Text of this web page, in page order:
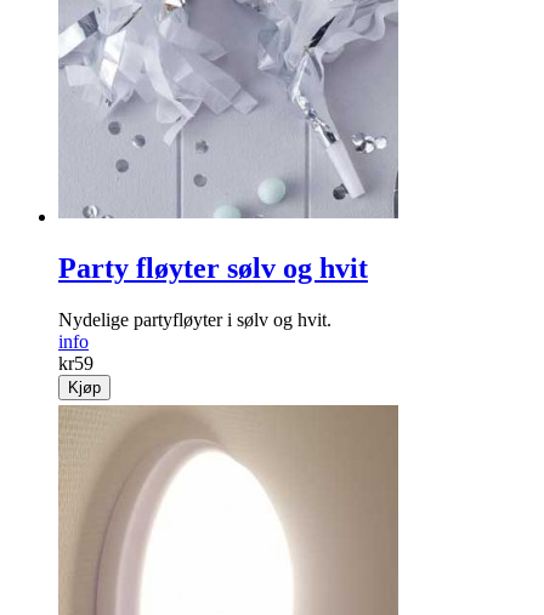
Party fløyter sølv og hvit
Nydelige partyfløyter i sølv og hvit.
info
kr59
Kjøp